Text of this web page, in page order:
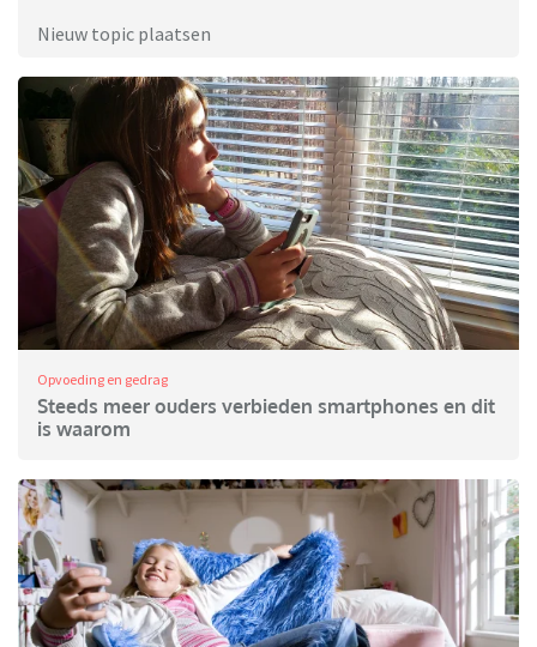
Nieuw topic plaatsen
Opvoeding en gedrag
Steeds meer ouders verbieden smartphones en dit
is waarom